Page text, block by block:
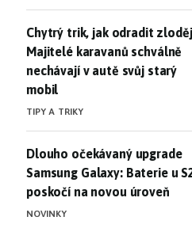
Chytrý trik, jak odradit
Chytrý trik, jak odradit
Majitelé karavanů schválně
nechávají v autě svůj starý
mobil
TIPY A TRIKY
Dlouho očekávaný upgrade
Dlouho očekávaný upgrade
Samsung Galaxy: Baterie u
poskočí na novou úroveň
NOVINKY